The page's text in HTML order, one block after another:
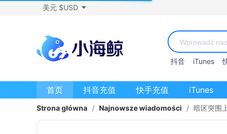
美元 $USD
抖音 iTunes
首页 抖音充值 快手充值 iTunes
Strona główna / Najnowsze wiadomości / 暗区突围